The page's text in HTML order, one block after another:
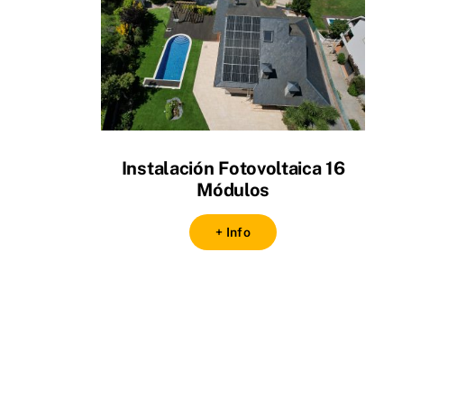
Instalación Fotovoltaica 16
Módulos
+ Info